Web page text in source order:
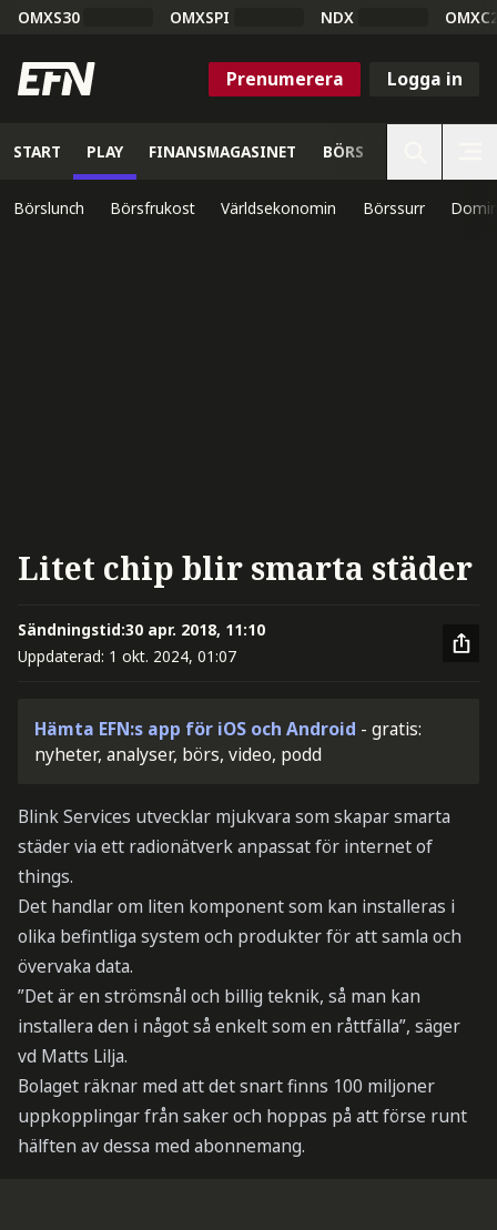
OMXS30 OMXSPI NDX
Prenumerera Logga in
START PLAY FINANSMAGASINET BÖRS
Börslunch Börsfrukost Världsekonomin Börssurr
Litet chip blir smarta städer
Sändningstid:30 apr. 2018, 11:10
Uppdaterad: 1 okt. 2024, 01:07
Hämta EFN:s app för iOS och Android - gratis:
nyheter, analyser, börs, video, podd
Blink Services utvecklar mjukvara som skapar smarta
städer via ett radionätverk anpassat för internet of
things.
Det handlar om liten komponent som kan installeras i
olika befintliga system och produkter för att samla och
övervaka data.
”Det är en strömsnål och billig teknik, så man kan
installera den i något så enkelt som en råttfälla”, säger
vd Matts Lilja.
Bolaget räknar med att det snart finns 100 miljoner
uppkopplingar från saker och hoppas på att förse runt
hälften av dessa med abonnemang.